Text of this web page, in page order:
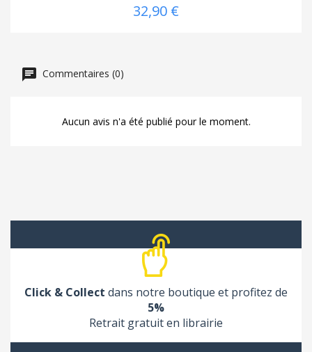
32,90 €
Commentaires (0)
Aucun avis n'a été publié pour le moment.
Click & Collect dans notre boutique et profitez de
5%
Retrait gratuit en librairie